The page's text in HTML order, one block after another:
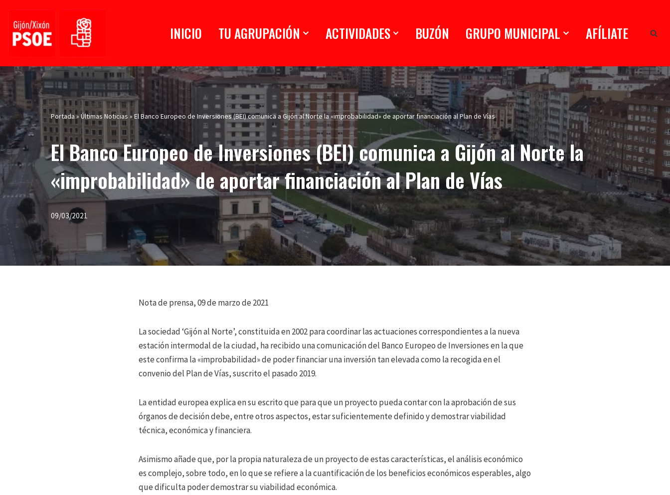
Saltar
INICIO TU AGRUPACIÓN ACTIVIDADES BUZÓN GRUPO MUNICIPAL AFÍLIATE
Portada» Últimas Noticias » El Banco Europeo de Inversiones (BEI) comunica a Gijón al Norte la «improbabilidad» de aportar financiación al Plan de Vías
El Banco Europeo de Inversiones (BEI) comunica a Gijón al Norte la
«improbabilidad» de aportar financiación al Plan de Vías
09/03/2021
Nota de prensa, 09 de marzo de 2021
La sociedad ‘Gijón al Norte’, constituida en 2002 para coordinar las actuaciones correspondientes a la nueva
estación intermodal de la ciudad, ha recibido una comunicación del Banco Europeo de Inversiones en la que
este confirma la «improbabilidad» de poder financiar una inversión tan elevada como la recogida en el
convenio del Plan de Vías, suscrito el pasado 2019.
La entidad europea explica en su escrito que para que un proyecto pueda contar con la aprobación de sus
órganos de decisión debe, entre otros aspectos, estar suficientemente definido y demostrar viabilidad
técnica, económica y financiera.
Asimismo añade que, por la propia naturaleza de un proyecto de estas características, el análisis económico
es complejo, sobre todo, en lo que se refiere a la cuantificación de los beneficios económicos esperables, algo
que dificulta poder demostrar su viabilidad económica.